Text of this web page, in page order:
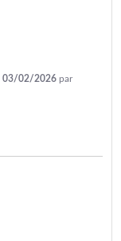
03/02/2026 par